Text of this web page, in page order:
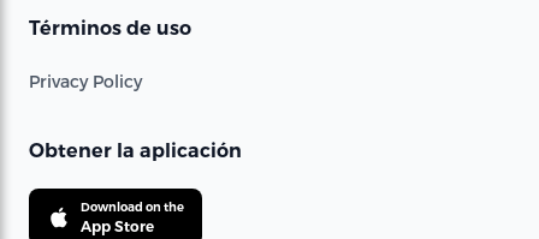
Términos de uso
Privacy Policy
Obtener la aplicación
Download on the
App Store